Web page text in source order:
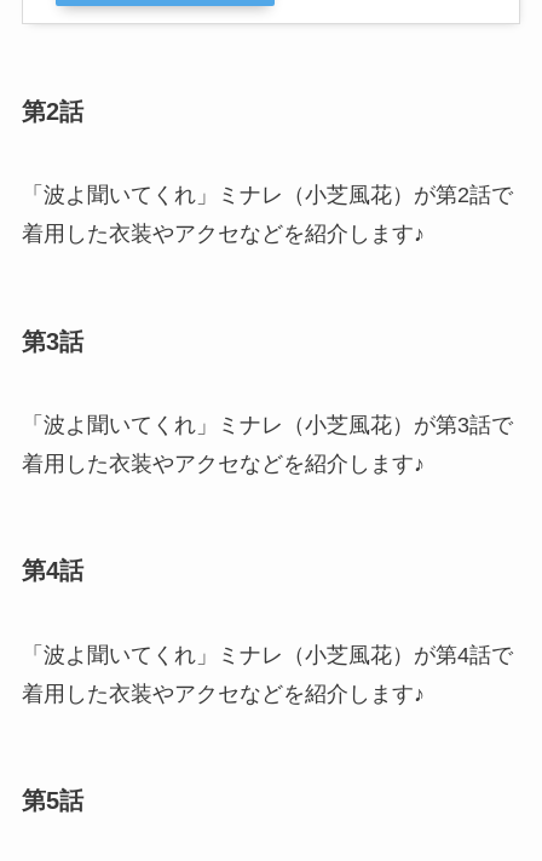
第2話
「波よ聞いてくれ」ミナレ（小芝風花）が第2話で
着用した衣装やアクセなどを紹介します♪
第3話
「波よ聞いてくれ」ミナレ（小芝風花）が第3話で
着用した衣装やアクセなどを紹介します♪
第4話
「波よ聞いてくれ」ミナレ（小芝風花）が第4話で
着用した衣装やアクセなどを紹介します♪
第5話